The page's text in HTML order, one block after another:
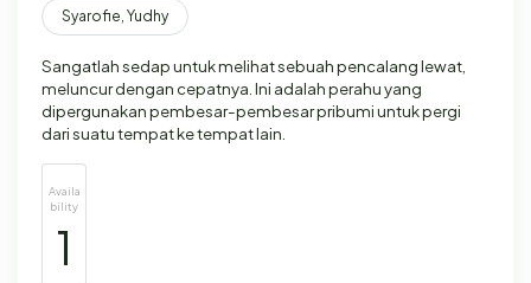
Syarofie, Yudhy
Sangatlah sedap untuk melihat sebuah pencalang lewat,
meluncur dengan cepatnya. Ini adalah perahu yang
dipergunakan pembesar-pembesar pribumi untuk pergi
dari suatu tempat ke tempat lain.
Availa
bility
1